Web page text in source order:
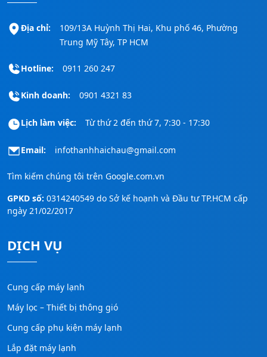
Địa chỉ:
109/13A Huỳnh Thị Hai, Khu phố 46, Phường
Trung Mỹ Tây, TP HCM
Hotline: 0911 260 247
Kinh doanh: 0901 4321 83
Lịch làm việc: Từ thứ 2 đến thứ 7, 7:30 - 17:30
Email: infothanhhaichau@gmail.com
Tìm kiếm chúng tôi trên Google.com.vn
GPKD số: 0314240549 do Sở kế hoạnh và Đầu tư TP.HCM cấp
ngày 21/02/2017
DỊCH VỤ
Cung cấp máy lạnh
Máy lọc – Thiết bị thông gió
Cung cấp phụ kiện máy lạnh
Lắp đặt máy lạnh